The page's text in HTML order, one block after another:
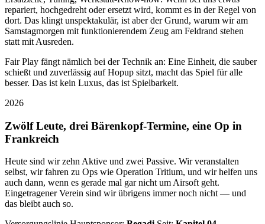
repariert, hochgedreht oder ersetzt wird, kommt es in der Regel von
dort. Das klingt unspektakulär, ist aber der Grund, warum wir am
Samstagmorgen mit funktionierendem Zeug am Feldrand stehen
statt mit Ausreden.
Fair Play fängt nämlich bei der Technik an: Eine Einheit, die sauber
schießt und zuverlässig auf Hopup sitzt, macht das Spiel für alle
besser. Das ist kein Luxus, das ist Spielbarkeit.
2026
Zwölf Leute, drei Bärenkopf-Termine, eine Op in
Frankreich
Heute sind wir zehn Aktive und zwei Passive. Wir veranstalten
selbst, wir fahren zu Ops wie Operation Tritium, und wir helfen uns
auch dann, wenn es gerade mal gar nicht um Airsoft geht.
Eingetragener Verein sind wir übrigens immer noch nicht — und
das bleibt auch so.